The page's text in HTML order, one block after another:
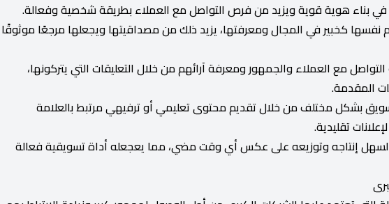
في بناء هوية قوية ويزيد من فرص التواصل مع العملاء بطريقة شخصية وفعالة.
كخبير في المجال ومعرفتها، يزيد ذلك من مصداقيتها ويجعلها مرجعًا موثوقًا
مع العملاء والجمهور ومعرفة آرائهم من خلال التعليقات التي يتركونها،
المقدمة.
بشكل مختلف من خلال تقديم محتوى تعليمي أو ترفيهي مرتبط بالعلامة
تقليدية.
إنتاجه وتوزيعه على عكس أي وقت مضي، مما يعجعله أداة تسويقية فعالة